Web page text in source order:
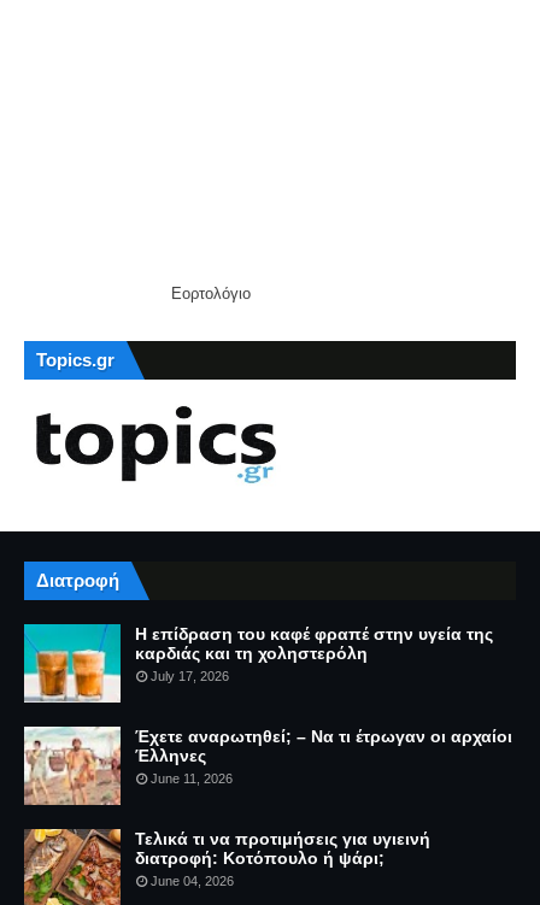
Εορτολόγιο
Topics.gr
Διατροφή
Η επίδραση του καφέ φραπέ στην υγεία της
καρδιάς και τη χοληστερόλη
July 17, 2026
Έχετε αναρωτηθεί; – Να τι έτρωγαν οι αρχαίοι
Έλληνες
June 11, 2026
Τελικά τι να προτιμήσεις για υγιεινή
διατροφή: Κοτόπουλο ή ψάρι;
June 04, 2026